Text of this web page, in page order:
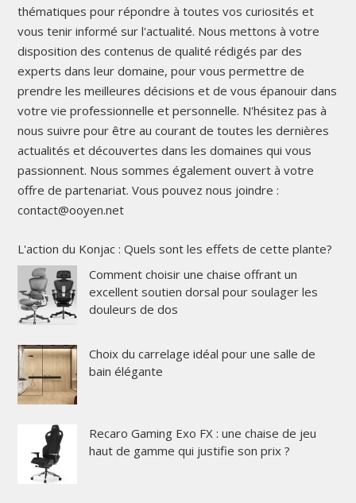
thématiques pour répondre à toutes vos curiosités et
vous tenir informé sur l'actualité. Nous mettons à votre
disposition des contenus de qualité rédigés par des
experts dans leur domaine, pour vous permettre de
prendre les meilleures décisions et de vous épanouir dans
votre vie professionnelle et personnelle. N'hésitez pas à
nous suivre pour être au courant de toutes les dernières
actualités et découvertes dans les domaines qui vous
passionnent. Nous sommes également ouvert à votre
offre de partenariat. Vous pouvez nous joindre :
contact@ooyen.net
L'action du Konjac : Quels sont les effets de cette plante?
Comment choisir une chaise offrant un
excellent soutien dorsal pour soulager les
douleurs de dos
Choix du carrelage idéal pour une salle de
bain élégante
Recaro Gaming Exo FX : une chaise de jeu
haut de gamme qui justifie son prix ?